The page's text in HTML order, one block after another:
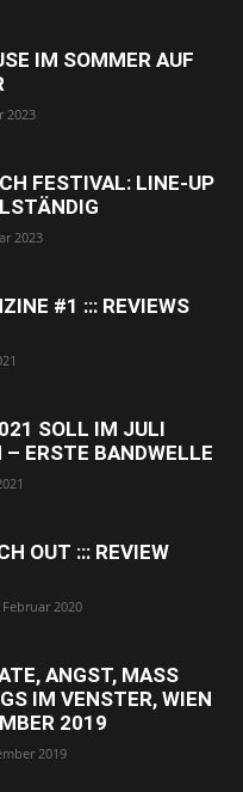
IM SOMMER AUF
2023
FESTIVAL: LINE-UP
2023
#1 ::: REVIEWS
SOLL IM JULI
ERSTE BANDWELLE
OUT ::: REVIEW
Februar 2020
ANGST, MASS
IM VENSTER, WIEN
2019
2019